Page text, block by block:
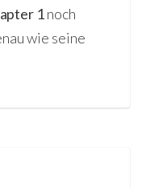
1noch
wie seine